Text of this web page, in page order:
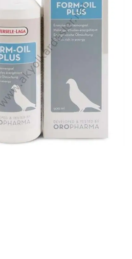
Tropikal ve İspinoz
Yemleri
Saka ve Doğa Kuşu
Yemleri
Mamalar
Krakerler
Taşları